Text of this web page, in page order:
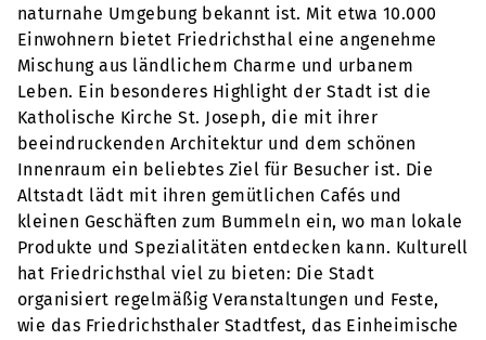
naturnahe Umgebung bekannt ist. Mit etwa 10.000
Einwohnern bietet Friedrichsthal eine angenehme
Mischung aus ländlichem Charme und urbanem
Leben. Ein besonderes Highlight der Stadt ist die
Katholische Kirche St. Joseph, die mit ihrer
beeindruckenden Architektur und dem schönen
Innenraum ein beliebtes Ziel für Besucher ist. Die
Altstadt lädt mit ihren gemütlichen Cafés und
kleinen Geschäften zum Bummeln ein, wo man lokale
Produkte und Spezialitäten entdecken kann. Kulturell
hat Friedrichsthal viel zu bieten: Die Stadt
organisiert regelmäßig Veranstaltungen und Feste,
wie das Friedrichsthaler Stadtfest, das Einheimische